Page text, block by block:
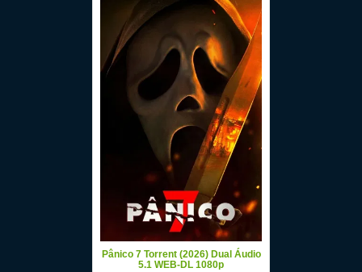
Pânico 7 Torrent (2026) Dual Áudio
5.1 WEB-DL 1080p